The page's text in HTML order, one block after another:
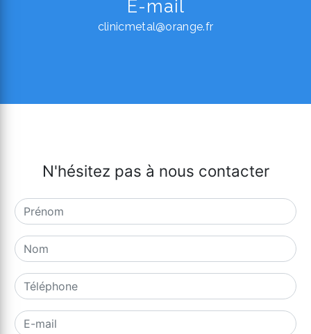
E-mail
clinicmetal@orange.fr
N'hésitez pas à nous contacter